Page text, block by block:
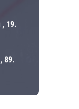
, 19.
89.